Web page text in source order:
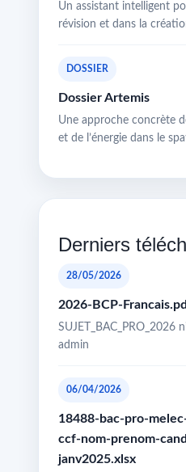
Un assistant intelligent
révision et dans la
DOSSIER
Dossier Artemis
Une approche concrète
et de l’énergie dans le
Derniers
28/05/2026
2026-BCP-
SUJET_BAC_PRO_2026
admin
06/04/2026
18488-bac-pro-
ccf-nom-prenom-
janv2025.xlsx